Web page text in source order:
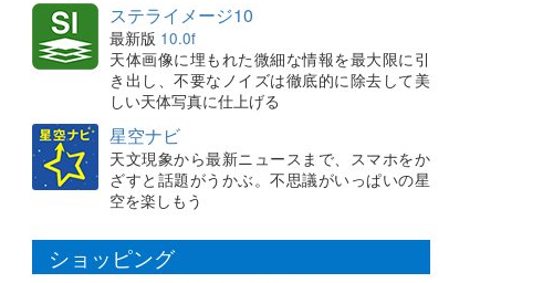
ステライメージ10
最新版 10.0f
天体画像に埋もれた微細な情報を最大限に引
き出し、不要なノイズは徹底的に除去して美
しい天体写真に仕上げる
星空ナビ
天文現象から最新ニュースまで、スマホをか
ざすと話題がうかぶ。不思議がいっぱいの星
空を楽しもう
ショッピング